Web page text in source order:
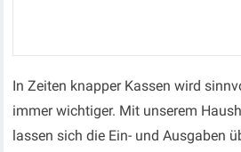
In Zeiten knapper Kassen wird
immer wichtiger. Mit unserem
lassen sich die Ein- und Ausgaben